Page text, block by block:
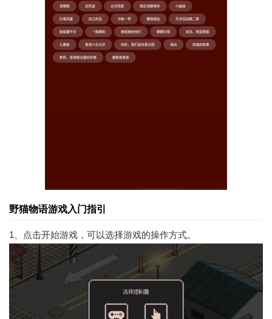
野猫物语游戏入门指引
1、点击开始游戏，可以选择游戏的操作方式。